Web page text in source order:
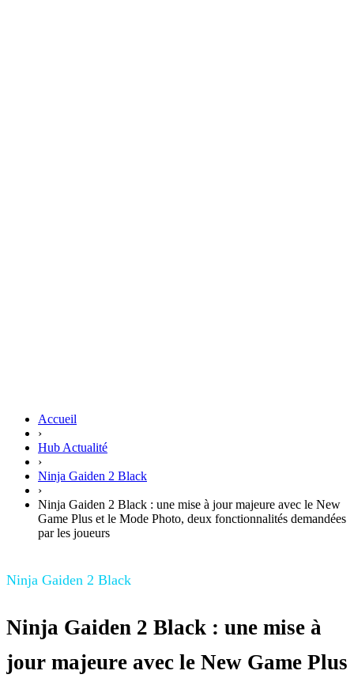
Accueil
›
Hub Actualité
›
Ninja Gaiden 2 Black
›
Ninja Gaiden 2 Black : une mise à jour majeure avec le New
Game Plus et le Mode Photo, deux fonctionnalités demandées
par les joueurs
Ninja Gaiden 2 Black
Ninja Gaiden 2 Black : une mise à
jour majeure avec le New Game Plus